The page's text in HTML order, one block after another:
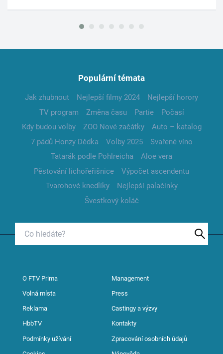
Populární témata
Jak zhubnout Nejlepší filmy 2024
Nejlepší horory
TV program
Změna času Partie
Počasí
Kdy budou volby
ZOO Nové začátky
Auto – katalog
7 pádů Honzy Dědka
Volby 2025
Svařené víno
Tatarák podle Pohlreicha
Aloe vera
Pěstování lichořeřišnice
Výpočet ascendentu
Tvarohové knedlíky
Nejlepší palačinky
Švestkový koláč
O FTV Prima Management
Volná místa Press
Reklama Castingy a výzvy
HbbTV Kontakty
Podmínky užívání Zpracování osobních údajů